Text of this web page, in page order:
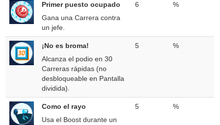
Primer puesto ocupado
Gana una Carrera contra
un jefe.
6 %
¡No es broma!
Alcanza el podio en 30
Carreras rápidas (no
desbloqueable en Pantalla
dividida).
5 %
Como el rayo
Usa el Boost durante un
5 %